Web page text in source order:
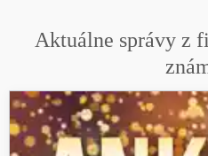
Aktuálne správy z